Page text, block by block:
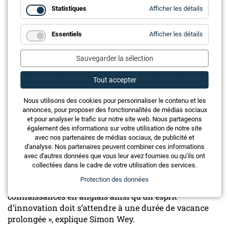
métiers du bâtiment. Source : BSS Volkswirtschaftliche
Beratung AG
Conclusion
Avec cette nouvelle approche innovante qui consiste à
analyser la durée de vacance des profils d’emplois de
manière plus nuancée que par le passé, nous avons fait
la diminution de la pénurie de main-d’œuvre qualifiée.
On y trouve aussi un guide indiquant la voie aux
entreprises pour pourvoir plus rapidement leurs postes
à l’avenir. « Voici un exemple fictif qui résume avec
pertinence les résultats de l’étude : un employeur (PME)
qui a publié une offre pour un emploi à plein temps
même temps l’acceptation de se déplacer, des
connaissances en anglais ainsi qu’un esprit
d’innovation doit s’attendre à une durée de vacance
prolongée », explique Simon Wey.
Statistiques Afficher les détails
Essentiels Afficher les détails
Sauvegarder la sélection
Tout accepter
Nous utilisons des cookies pour personnaliser le contenu et les
annonces, pour proposer des fonctionnalités de médias sociaux
et pour analyser le trafic sur notre site web. Nous partageons
également des informations sur votre utilisation de notre site
avec nos partenaires de médias sociaux, de publicité et
d'analyse. Nos partenaires peuvent combiner ces informations
avec d'autres données que vous leur avez fournies ou qu'ils ont
collectées dans le cadre de votre utilisation des services.
Protection des données